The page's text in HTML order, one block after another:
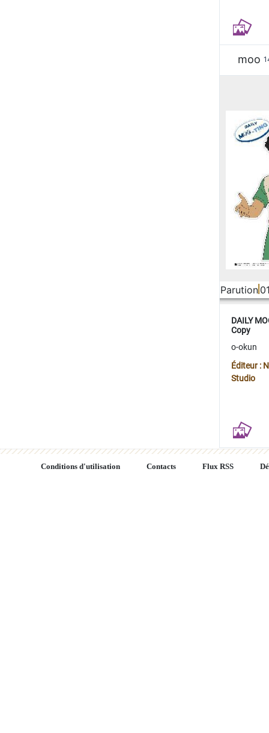
moo
Parution
DAILY
Copy
o-okun
Éditeur :
Studio
Conditions d'utilisation Contacts Flux RSS